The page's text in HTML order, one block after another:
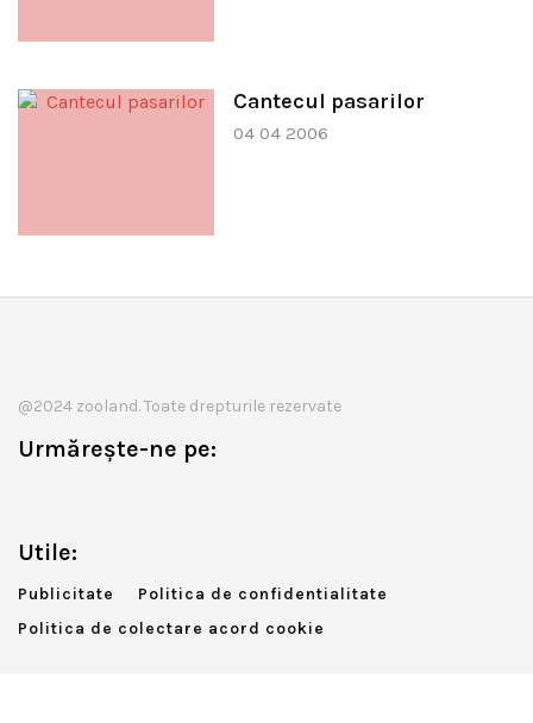
Cantecul pasarilor
04 04 2006
@2024 zooland. Toate drepturile rezervate
Urmărește-ne pe:
Utile:
Publicitate
Politica de confidentialitate
Politica de colectare acord cookie